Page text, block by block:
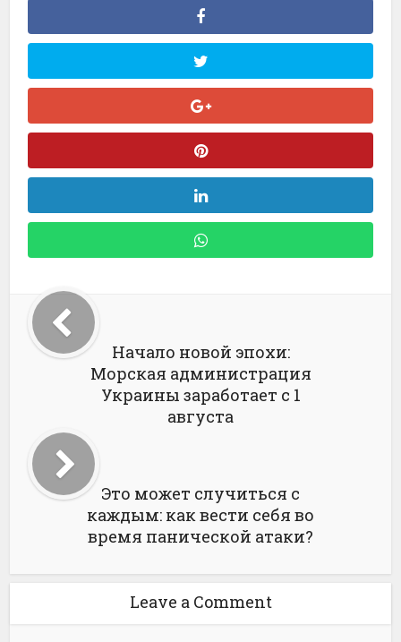
Начало новой эпохи:
Морская администрация
Украины заработает с 1
августа
Это может случиться с
каждым: как вести себя во
время панической атаки?
Leave a Comment